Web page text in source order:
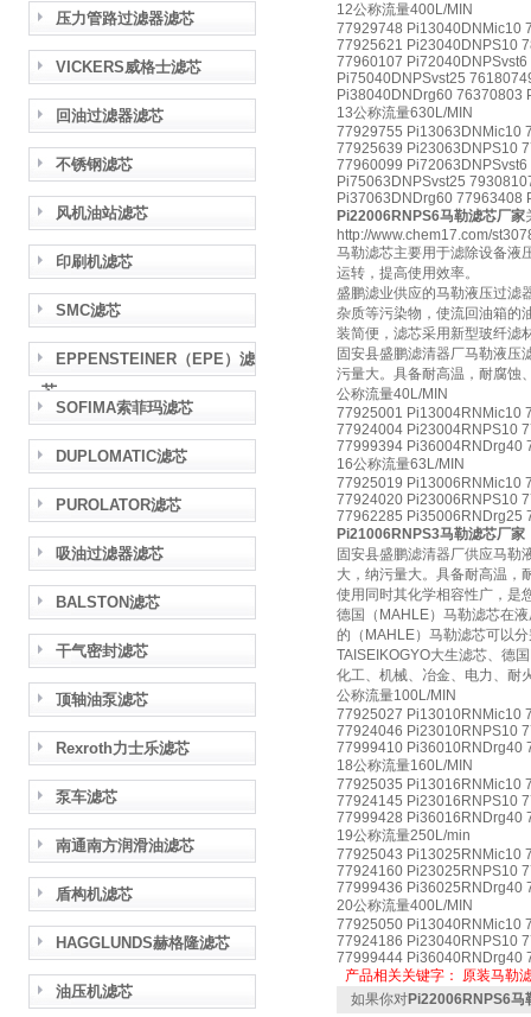
压力管路过滤器滤芯
VICKERS威格士滤芯
回油过滤器滤芯
不锈钢滤芯
风机油站滤芯
印刷机滤芯
SMC滤芯
EPPENSTEINER（EPE）滤
芯
SOFIMA索菲玛滤芯
DUPLOMATIC滤芯
PUROLATOR滤芯
吸油过滤器滤芯
BALSTON滤芯
干气密封滤芯
顶轴油泵滤芯
Rexroth力士乐滤芯
泵车滤芯
南通南方润滑油滤芯
盾构机滤芯
HAGGLUNDS赫格隆滤芯
油压机滤芯
12公称流量400L/MIN
77929748 Pi13040DNMic10
77925621 Pi23040DNPS10
77960107
Pi75040DNPSvst25
Pi38040DNDrg60 76370803
13公称流量630L/MIN
77929755 Pi13063DNMic10
77925639 Pi23063DNPS10
77960099
Pi75063DNPSvst25
Pi37063DNDrg60 77963408
Pi22006RNPS6马勒滤芯厂家
http://www.chem17.com/
马勒滤芯主要用于滤除设备液
运转，提高使用效率。
盛鹏滤业供应的马勒液压过滤
杂质等污染物，使流回油箱的
装简便，滤芯采用新型玻纤滤
固安县盛鹏滤清器厂马勒液压
污量大。具备耐高温，耐腐蚀
公称流量40L/MIN
77925001 Pi13004RNMic10
77924004 Pi23004RNPS10
77999394 Pi36004RNDrg40
16公称流量63L/MIN
77925019 Pi13006RNMic10
77924020 Pi23006RNPS10
77962285 Pi35006RNDrg25
Pi21006RNPS3马勒滤芯厂家
固安县盛鹏滤清器厂供应马勒
大，纳污量大。具备耐高温，
使用同时其化学相容性广，是
德国（MAHLE）马勒滤芯在
的（MAHLE）马勒滤芯可以
TAISEIKOGYO大生滤芯、德
化工、机械、冶金、电力、耐
公称流量100L/MIN
77925027 Pi13010RNMic10
77924046 Pi23010RNPS10
77999410 Pi36010RNDrg40
18公称流量160L/MIN
77925035 Pi13016RNMic10
77924145 Pi23016RNPS10
77999428 Pi36016RNDrg40
19公称流量250L/min
77925043 Pi13025RNMic10
77924160 Pi23025RNPS10
77999436 Pi36025RNDrg40
20公称流量400L/MIN
77925050 Pi13040RNMic10
77924186 Pi23040RNPS10
77999444 Pi36040RNDrg40
产品相关关键字： 原装马勒
如果你对Pi22006RNPS6马